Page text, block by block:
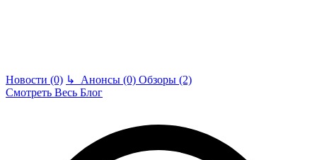
Новости (0) ↳ Анонсы (0) Обзоры (2)
Смотреть Весь Блог